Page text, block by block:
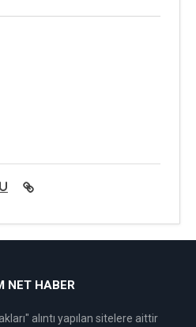
NET HABER
alıntı yapılan sitelere aittir